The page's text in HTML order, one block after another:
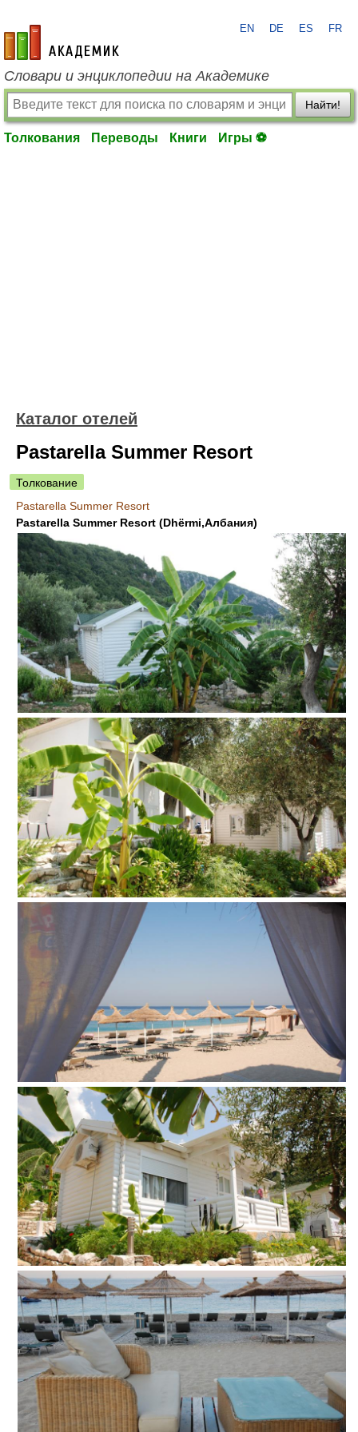
academic.ru
EN DE ES FR
Словари и энциклопедии на Академике
Найти!
Толкования Переводы Книги Игры ⚽
Каталог отелей
Pastarella Summer Resort
Толкование
Pastarella Summer Resort
Pastarella Summer Resort (Dhërmi,Албания)